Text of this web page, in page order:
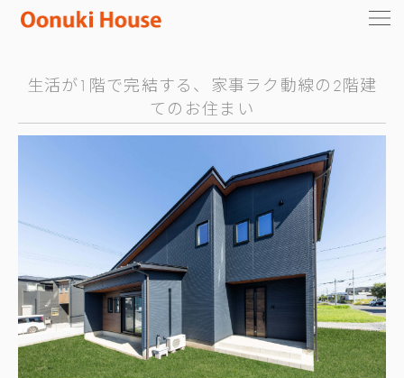
生活が1階で完結する、家事ラク動線の2階建
てのお住まい